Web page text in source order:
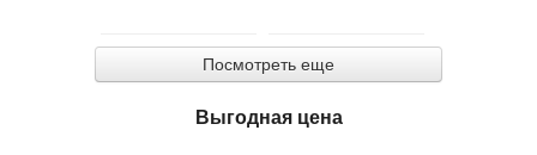
Посмотреть еще
Выгодная цена